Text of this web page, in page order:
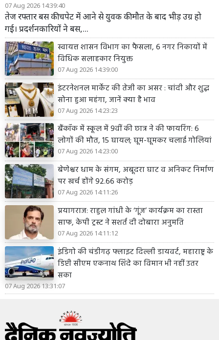
07 Aug 2026 14:39:40
तेज रफ्तार बस की चपेट में आने से युवक की मौत के बाद भीड़ उग्र हो
गई। प्रदर्शनकारियों ने बस,...
स्वायत्त शासन विभाग का फैसला, 6 नगर निकायों में
विधिक सलाहकार नियुक्त
07 Aug 2026 14:39:00
इंटरनेशनल मार्केट की तेजी का असर : चांदी और शुद्ध
सोना हुआ महंगा, जानें क्या है भाव
07 Aug 2026 14:23:23
बैंकॉक में स्कूल में 9वीं की छात्र ने की फायरिंग: 6
लोगों की मौत, 15 घायल; घूम-घूमकर चलाई गोलियां
07 Aug 2026 14:23:00
बेणेश्वर धाम के संगम, अबूदरा घाट व अनिकट निर्माण
पर खर्च होंगे 92.66 करोड़
07 Aug 2026 14:11:26
प्रयागराज: राहुल गांधी के ‘गूंज’ कार्यक्रम का रास्ता
साफ, केपी ट्रस्ट ने सशर्त दी दोबारा अनुमति
07 Aug 2026 14:11:12
इंडिगो की चंडीगढ़ फ्लाइट दिल्ली डायवर्ट, महाराष्ट्र के
डिप्टी सीएम एकनाथ शिंदे का विमान भी नहीं उतर
सका
07 Aug 2026 13:31:07